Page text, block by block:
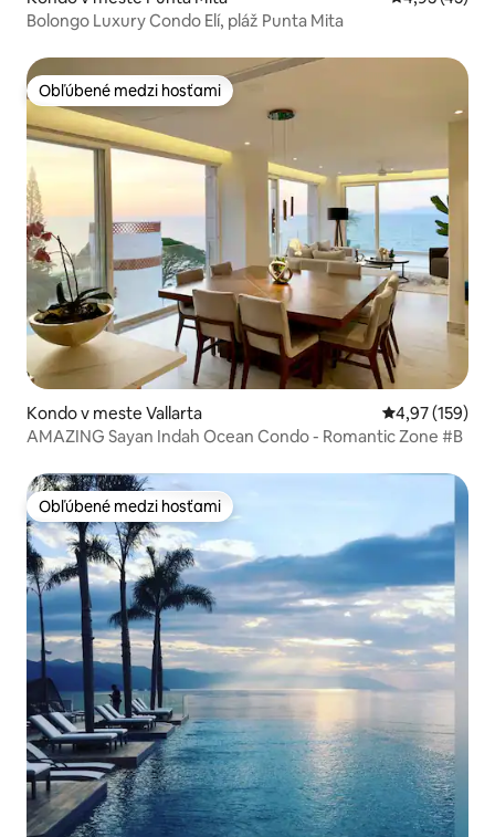
Bolongo Luxury Condo Elí, pláž Punta Mita
Obľúbené medzi hosťami
Obľúbené medzi hosťami
Kondo v meste Vallarta Priemerné
4,97 (159)
AMAZING Sayan Indah Ocean Condo - Romantic Zone #B
Obľúbené medzi hosťami
Obľúbené medzi hosťami